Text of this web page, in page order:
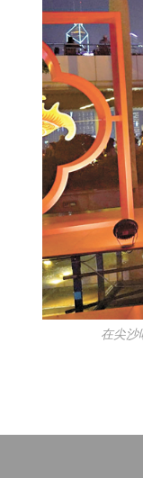
在尖沙